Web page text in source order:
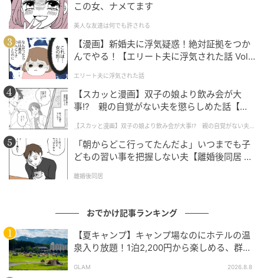
周防大島町役場の担当者は、以下のようにコメントし
ている。
「多くのキャッシュレス決済サービスがある中で、
『KAZAPi』は初期の導入コストを抑えられる点に加
え、各種マネーの請求や入金が一本化されていること
から職員の事務負担を最小限に抑えられる点が、大き
な決め手となりました。今回の導入により、窓口での
納付がスピーディーになり、住民の皆様をお待たせす
る時間も短縮されます。よりスムーズで利用しやすい
窓口環境の構築につながることを期待しておりま
周防大島町について
面積138.10平方キロメートルの周防大島町は、人口
13,380人、世帯数7,913世帯(2025年4月時点)の瀬戸内
この女、ナメてます
美人な友達は何でも許される
【漫画】新婚夫に浮気疑惑！絶対証拠をつか
んでやる！【エリート夫に浮気された話 Vol.
エリート夫に浮気された話
【スカッと漫画】双子の娘より飲み会が大
事!? 親の自覚がない夫を懲らしめた話【第1
【スカッと漫画】双子の娘より飲み会が大事!? 親の自覚がない夫を
懲らしめた話
「朝からどこ行ってたんだよ」いつまでも子
どもの習い事を把握しない夫【離婚後同居 Vo
離婚後同居
おでかけ記事ランキング
【夏キャンプ】キャンプ場なのにホテルの温
泉入り放題！1泊2,200円から楽しめる、群馬
GLAM 2026.8.8